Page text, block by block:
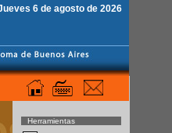
6 de agosto de 2026
Herramientas